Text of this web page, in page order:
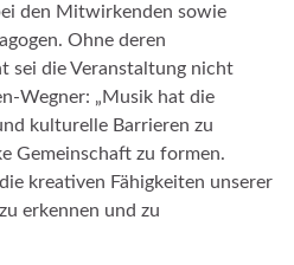
den Mitwirkenden sowie
Ohne deren
sei die Veranstaltung nicht
Wegner: „Musik hat die
kulturelle Barrieren zu
Gemeinschaft zu formen.
kreativen Fähigkeiten unserer
erkennen und zu